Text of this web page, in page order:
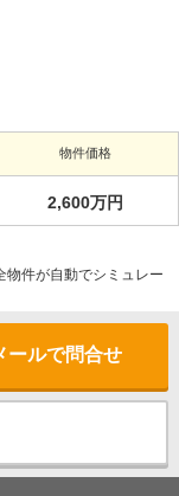
物件価格
2,600万円
物件が自動でシミュレー
ールで問合せ